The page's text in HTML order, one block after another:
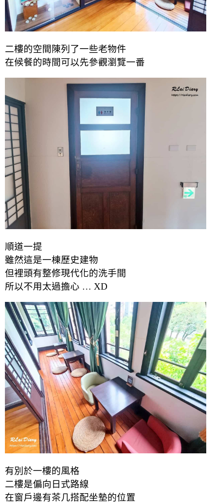
二樓的空間陳列了一些老物件
在候餐的時間可以先參觀瀏覽一番
順道一提
雖然這是一棟歷史建物
但裡頭有整修現代化的洗手間
所以不用太過擔心 … XD
有別於一樓的風格
二樓是偏向日式路線
在窗戶邊有茶几搭配坐墊的位置